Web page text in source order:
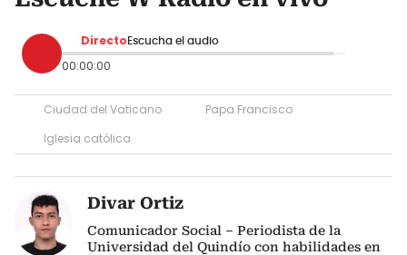
Directo Escucha el audio
00:00:00
Ciudad del Vaticano
Papa Francisco
Iglesia católica
Divar Ortiz
Comunicador Social – Periodista de la
Universidad del Quindío con habilidades en